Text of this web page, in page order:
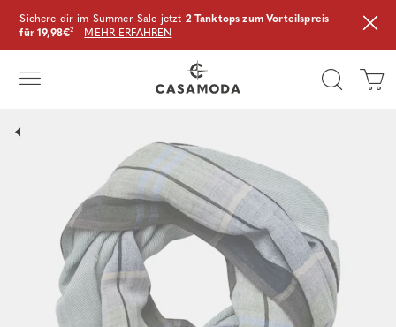
Sichere dir im Summer Sale jetzt 2 Tanktops zum Vorteilspreis
für 19,98€² MEHR ERFAHREN